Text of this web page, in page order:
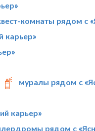
комнаты рядом с
карьер»
муралы рядом с
карьер»
рядом с